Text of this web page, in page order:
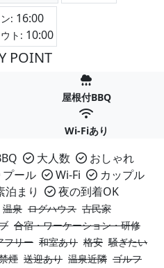
: 16:00
ト: 10:00
POINT
屋根付BBQ
Wi-Fiあり
大人数
おしゃれ
プール Wi-Fi
カップル
泊まり
夜の到着OK
温泉 ログハウス 古民家
合宿・ワーケーション・研修
フリー 和室あり 格安 騒ぎたい
煙 送迎あり 温泉近隣 ゴルフ